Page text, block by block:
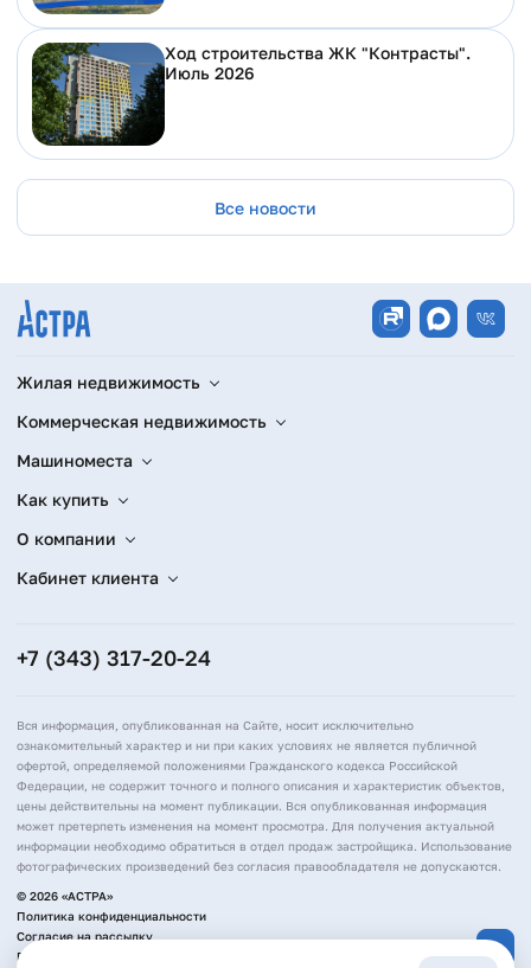
Ход строительства ЖК "Контрасты".
Июль 2026
Все новости
Жилая недвижимость
Коммерческая недвижимость
Машиноместа
Как купить
О компании
Кабинет клиента
+7 (343) 317-20-24
Вся информация, опубликованная на Сайте, носит исключительно
ознакомительный характер и ни при каких условиях не является публичной
офертой, определяемой положениями Гражданского кодекса Российской
Федерации, не содержит точного и полного описания и характеристик объектов,
цены действительны на момент публикации. Вся опубликованная информация
может претерпеть изменения на момент просмотра. Для получения актуальной
информации необходимо обратиться в отдел продаж застройщика. Использование
фотографических произведений без согласия правообладателя не допускаются.
© 2026 «АСТРА»
Политика конфиденциальности
Согласие на рассылку
Политика обработки персональных данных